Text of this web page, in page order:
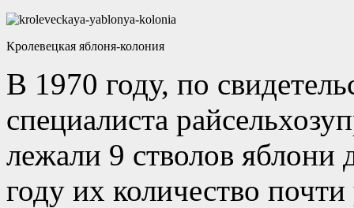
Кролевецкая яблоня-колония
В 1970 году, по
специалиста
лежали 9 стволов
году их количество